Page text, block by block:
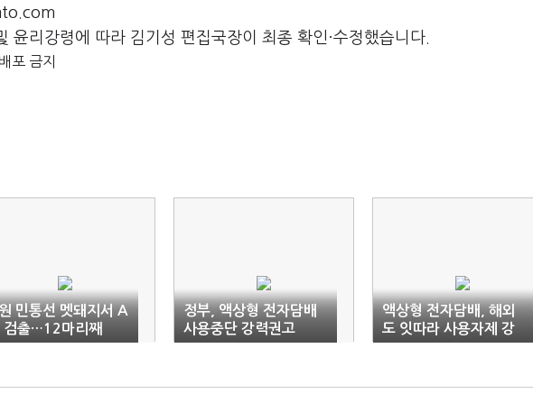
윤리강령에 따라 김기성 편집국장이 최종 확인·수정했습니다.
포 금지
민통선 멧돼지서 A
검출…12마리째
정부, 액상형 전자담배
사용중단 강력권고
액상형 전자담배, 해외
도 잇따라 사용자제 강
력권고